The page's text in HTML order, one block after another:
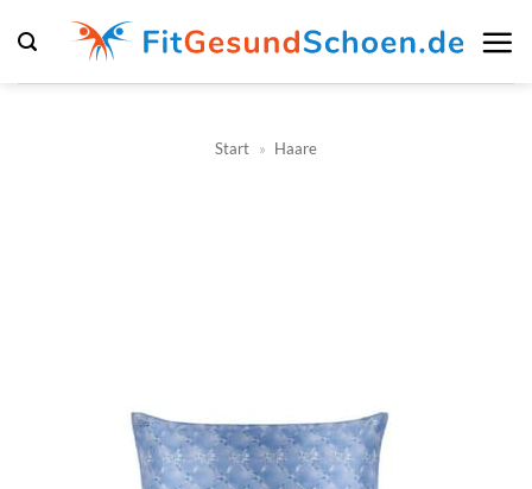
Inhalt
springen
Start » Haare